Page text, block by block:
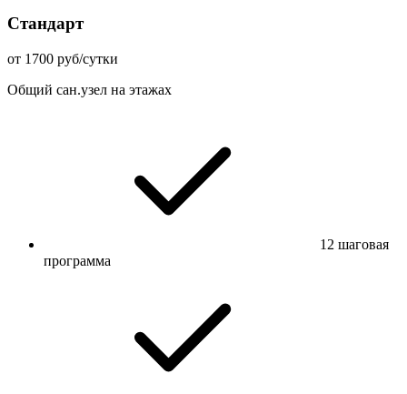
Стандарт
от 1700 руб/сутки
Общий сан.узел на этажах
12 шаговая
программа